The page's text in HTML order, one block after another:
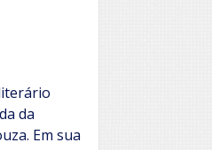
da
Em sua